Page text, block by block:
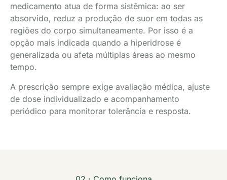
medicamento atua de forma sistêmica: ao ser
absorvido, reduz a produção de suor em todas as
regiões do corpo simultaneamente. Por isso é a
opção mais indicada quando a hiperidrose é
generalizada ou afeta múltiplas áreas ao mesmo
tempo.
A prescrição sempre exige avaliação médica, ajuste
de dose individualizado e acompanhamento
periódico para monitorar tolerância e resposta.